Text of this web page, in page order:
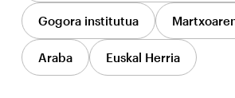
Gogora institutua
Araba Euskal Herria